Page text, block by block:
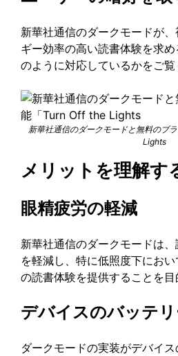
新華社通信のダークモードが
ギー効率の高い読書体験を求
のように対応しているかをご覧
新華社通信のダークモードと無料のブ
Lights
メリットを理解す
眼精疲労の軽減
新華社通信のダークモードは
を軽減し、特に低照度下にお
の読書体験を提供することを目
デバイスのバッテ
ダークモードの実装がデバイ